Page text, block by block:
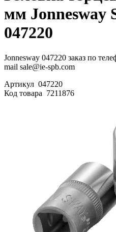
мм Jonnesway
047220
Jonnesway 047220 заказ по
mail sale@ie-spb.com
Артикул 047220
Код товара 7211876